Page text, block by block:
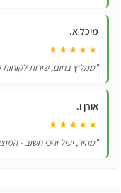
מיכל א.
★★★★★
"ממליץ בחום, שירות
אורן ו.
★★★★★
"מהיר, יעיל והכי חשוב -